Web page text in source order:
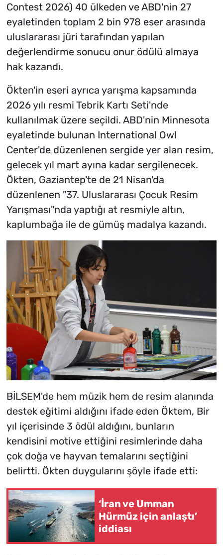
Contest 2026) 40 ülkeden ve ABD'nin 27
eyaletinden toplam 2 bin 978 eser arasında
uluslararası jüri tarafından yapılan
değerlendirme sonucu onur ödülü almaya
hak kazandı.
Ökten'in eseri ayrıca yarışma kapsamında
2026 yılı resmi Tebrik Kartı Seti'nde
kullanılmak üzere seçildi. ABD'nin Minnesota
eyaletinde bulunan International Owl
Center'de düzenlenen sergide yer alan resim,
gelecek yıl mart ayına kadar sergilenecek.
Ökten, Gaziantep'te de 21 Nisan'da
düzenlenen "37. Uluslararası Çocuk Resim
Yarışması"nda yaptığı at resmiyle altın,
kaplumbağa ile de gümüş madalya kazandı.
BİLSEM'de hem müzik hem de resim alanında
destek eğitimi aldığını ifade eden Öktem, Bir
yıl içerisinde 3 ödül aldığını, bunların
kendisini motive ettiğini resimlerinde daha
çok doğa ve hayvan temalarını seçtiğini
belirtti. Ökten duygularını şöyle ifade etti:
‘İran ve Umman
Hürmüz için anlaştı’
iddiası